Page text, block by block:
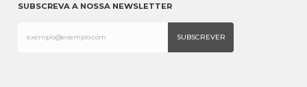
SUBSCREVA A NOSSA NEWSLETTER